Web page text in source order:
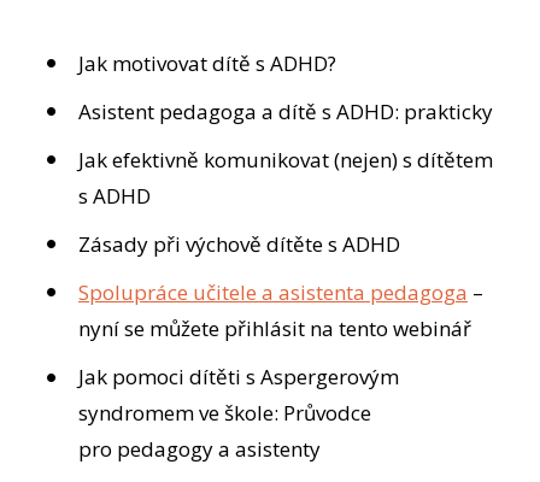
Jak motivovat dítě s ADHD?
Asistent pedagoga a dítě s ADHD: prakticky
Jak efektivně komunikovat (nejen) s dítětem
s ADHD
Zásady při výchově dítěte s ADHD
Spolupráce učitele a asistenta pedagoga –
nyní se můžete přihlásit na tento webinář
Jak pomoci dítěti s Aspergerovým
syndromem ve škole: Průvodce
pro pedagogy a asistenty